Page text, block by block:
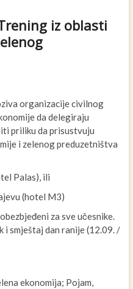
iz oblasti
organizacije civilnog
da delegiraju
priliku da prisustvuju
i zelenog preduzetništva
Palas), ili
(hotel M3)
za sve učesnike.
i smještaj dan ranije (12.09. /
ekonomija; Pojam,